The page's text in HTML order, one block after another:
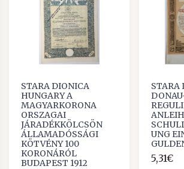
STARA DIONICA
HUNGARY A
MAGYARKORONA
ORSZAGAI
JÁRADÉKKÖLCSÖN
ÁLLAMADÓSSÁGI
KÖTVÉNY 100
KORONÁRÓL
BUDAPEST 1912
STARA
UNG
5,31€